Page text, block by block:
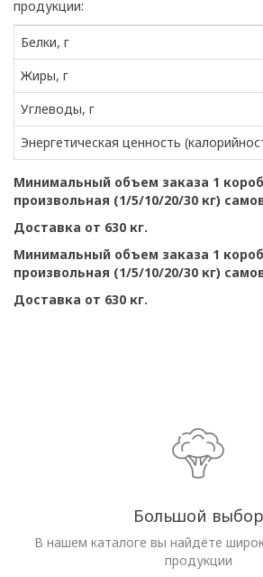
продукции:
Белки, г
Жиры, г
Углеводы, г
Энергетическая ценность
Минимальный объем заказа 1
произвольная (1/5/10/20/30 кг)
Доставка от 630 кг.
Минимальный объем заказа 1
произвольная (1/5/10/20/30 кг)
Доставка от 630 кг.
Большой выбор
В нашем каталоге вы найдёте
продукции